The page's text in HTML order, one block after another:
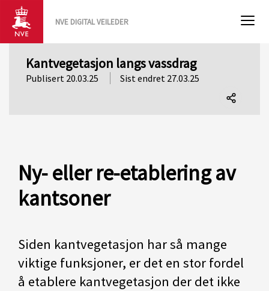
NVE DIGITAL VEILEDER
Kantvegetasjon langs vassdrag
Publisert 20.03.25 Sist endret 27.03.25
Ny- eller re-etablering av
kantsoner
Siden kantvegetasjon har så mange
viktige funksjoner, er det en stor fordel
å etablere kantvegetasjon der det ikke